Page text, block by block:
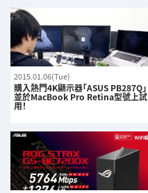
2015.01.06(Tue)
購入熱門4K顯示器「ASUS PB287Q」
並於MacBook Pro Retina型號上試
用！